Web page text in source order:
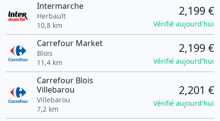
Intermarche
Herbault
10,8 km
2,199 €
Vérifié aujourd'hui
Carrefour Market
Blois
11,4 km
2,199 €
Vérifié aujourd'hui
Carrefour Blois
Villebarou
Villebarou
7,2 km
2,201 €
Vérifié aujourd'hui